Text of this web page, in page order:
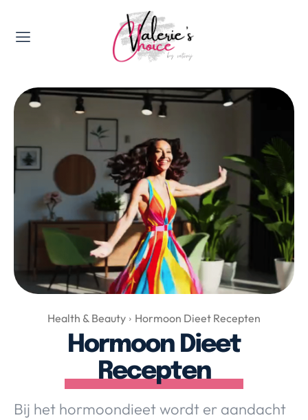
Valerie's Topics
Travel & Culture
Food & Drinks
Happyness & Opmerkelijk
Lifestyle, Sport & Duurzaamheid
Gadgets & Tech
Top 5 van Valerie
Health & Beauty
Huis & Tuin
Nieuws & Media
Over Valerie
Over Valerie
De Top 5
Contact
Health & Beauty Hormoon Dieet Recepten
Hormoon Dieet
Recepten
Bij het hormoondieet wordt er aandacht